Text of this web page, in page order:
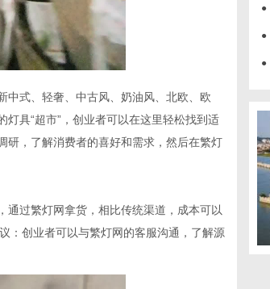
式、轻奢、中古风、奶油风、北欧、欧
具“超市”，创业者可以在这里轻松找到适
研，了解消费者的喜好和需求，然后在繁灯
过繁灯网拿货，相比传统渠道，成本可以
：创业者可以与繁灯网的客服沟通，了解源
●
●
●